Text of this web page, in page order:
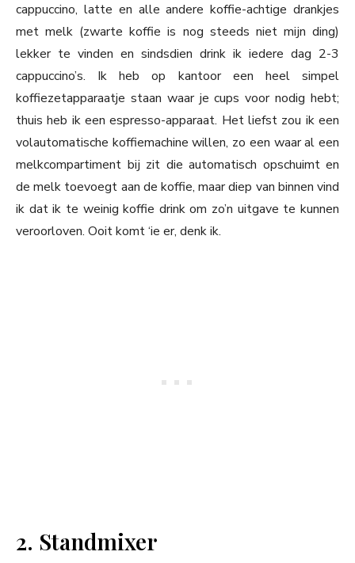
cappuccino, latte en alle andere koffie-achtige drankjes
met melk (zwarte koffie is nog steeds niet mijn ding)
lekker te vinden en sindsdien drink ik iedere dag 2-3
cappuccino’s. Ik heb op kantoor een heel simpel
koffiezetapparaatje staan waar je cups voor nodig hebt;
thuis heb ik een espresso-apparaat. Het liefst zou ik een
volautomatische koffiemachine willen, zo een waar al een
melkcompartiment bij zit die automatisch opschuimt en
de melk toevoegt aan de koffie, maar diep van binnen vind
ik dat ik te weinig koffie drink om zo’n uitgave te kunnen
veroorloven. Ooit komt ‘ie er, denk ik.
2. Standmixer